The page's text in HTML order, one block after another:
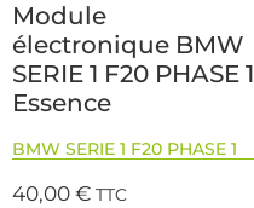
Module
électronique BMW
SERIE 1 F20 PHASE 1
Essence
BMW SERIE 1 F20 PHASE 1
40,00€ TTC